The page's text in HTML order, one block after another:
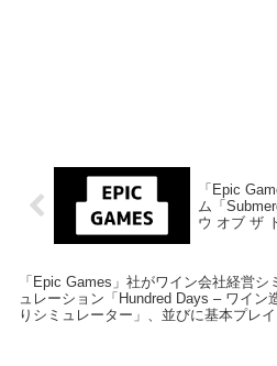
「Epic
ム「
ウ オブ ザ
月8日終日
始！
「Epic Games」社がワイン会社経営シ
ュレーション「Hundred Days – ワイン
りシミュレーター」、並びに基本プレイ